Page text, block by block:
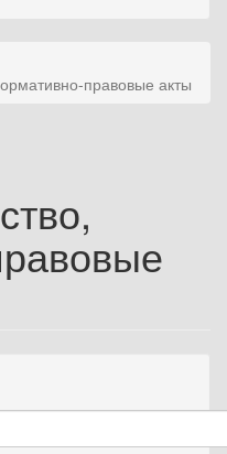
правовые акты